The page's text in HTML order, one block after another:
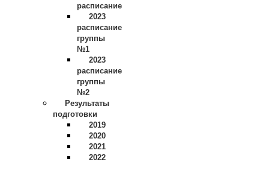
расписание
2023
расписание
группы
№1
2023
расписание
группы
№2
Результаты
подготовки
2019
2020
2021
2022